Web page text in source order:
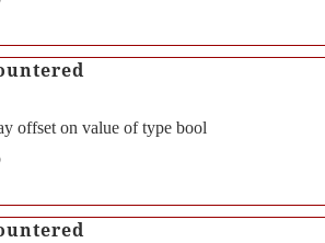
offset on value of type bool